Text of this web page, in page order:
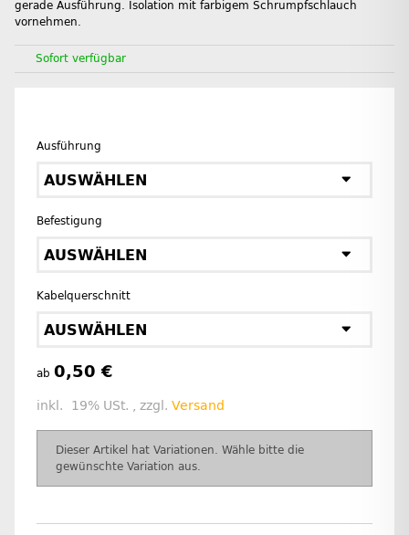
gerade Ausführung. Isolation mit farbigem Schrumpfschlauch
vornehmen.
Sofort verfügbar
Ausführung
AUSWÄHLEN
Befestigung
AUSWÄHLEN
Kabelquerschnitt
AUSWÄHLEN
ab 0,50 €
inkl. 19% USt. , zzgl. Versand
xDieser Artikel hat Variationen. Wähle bitte die
gewünschte Variation aus.